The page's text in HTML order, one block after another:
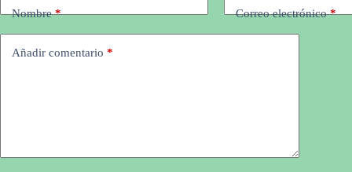
Nombre* Correo electrónico*
Añadir comentario *